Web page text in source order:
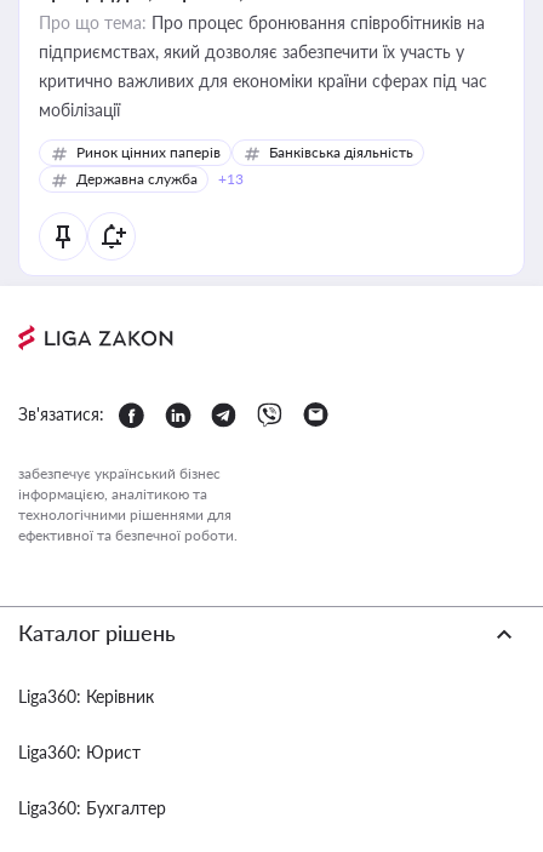
Про що тема: Про процес бронювання співробітників на
підприємствах, який дозволяє забезпечити їх участь у
критично важливих для економіки країни сферах під час
мобілізації
Ринок цінних паперів
Банківська діяльність
Державна служба
+13
Зв'язатися:
забезпечує український бізнес
інформацією, аналітикою та
технологічними рішеннями для
ефективної та безпечної роботи.
Каталог рішень
Liga360: Керівник
Liga360: Юрист
Liga360: Бухгалтер